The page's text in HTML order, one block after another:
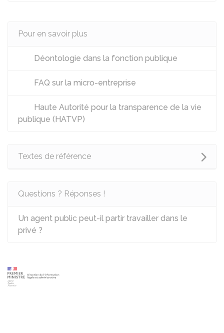
Pour en savoir plus
Déontologie dans la fonction publique
FAQ sur la micro-entreprise
Haute Autorité pour la transparence de la vie
publique (HATVP)
Textes de référence
Questions ? Réponses !
Un agent public peut-il partir travailler dans le
privé ?